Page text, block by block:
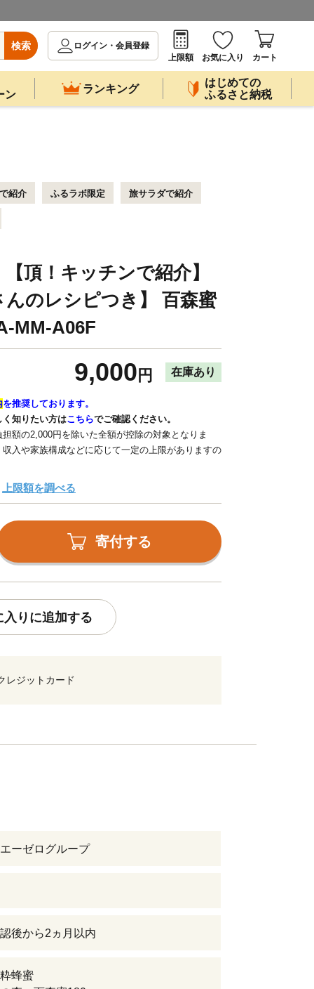
検索
ログイン・会員登録
上限額
お気に入り カート
ン ランキング
はじめての
ふるさと納税
紹介 ふるラボ限定 旅サラダで紹介
頂！キッチンで紹介】
のレシピつき】 百森蜜
MM-A06F
9,000 円 在庫あり
を推奨しております。
知りたい方はこちらでご確認ください。
額の2,000円を除いた全額が控除の対象となりま
入や家族構成などに応じて一定の上限がありますの
上限額を調べる
寄付する
入りに追加する
レジットカード
ーゼログループ
後から2ヵ月以内
蜂蜜